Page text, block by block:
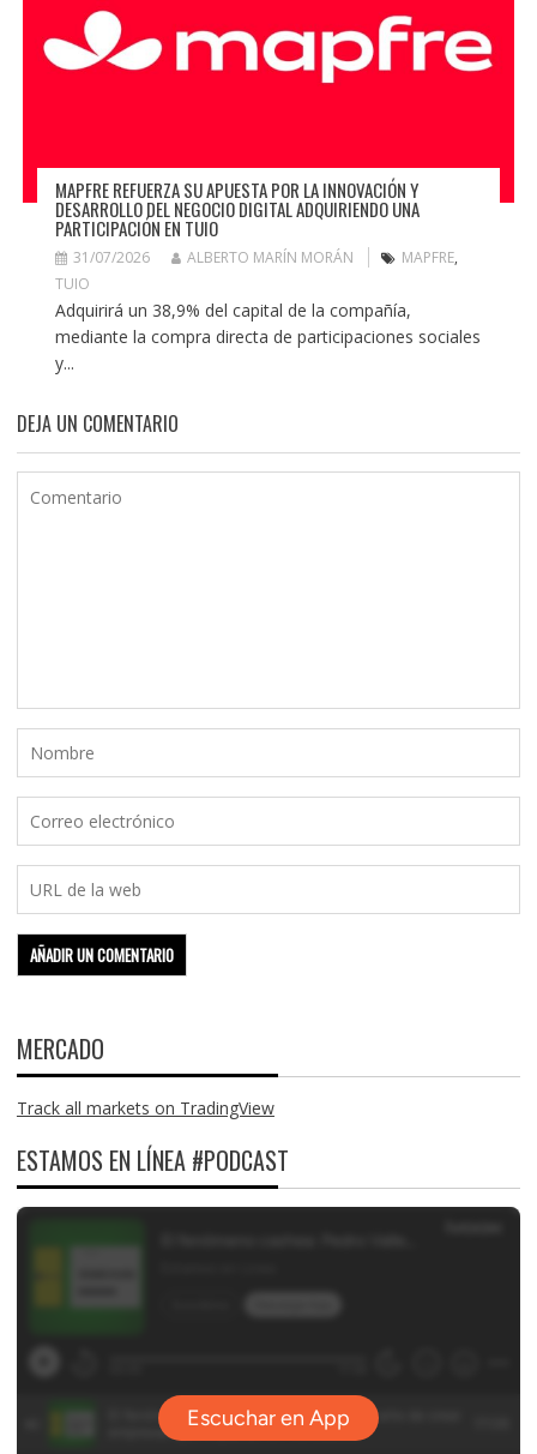
MAPFRE REFUERZA SU APUESTA POR LA INNOVACIÓN Y
DESARROLLO DEL NEGOCIO DIGITAL ADQUIRIENDO UNA
PARTICIPACIÓN EN TUIO
31/07/2026 ALBERTO MARÍN MORÁN MAPFRE,
TUIO
Adquirirá un 38,9% del capital de la compañía,
mediante la compra directa de participaciones sociales
y...
DEJA UN COMENTARIO
MERCADO
Track all markets on TradingView
ESTAMOS EN LÍNEA #PODCAST